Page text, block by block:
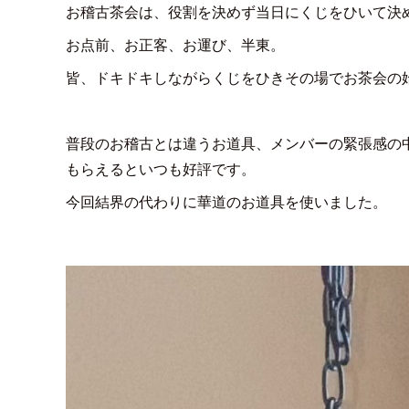
お稽古茶会は、役割を決めず当日にくじをひいて決
お点前、お正客、お運び、半東。
皆、ドキドキしながらくじをひきその場でお茶会の
普段のお稽古とは違うお道具、メンバーの緊張感
もらえるといつも好評です。
今回結界の代わりに華道のお道具を使いました。